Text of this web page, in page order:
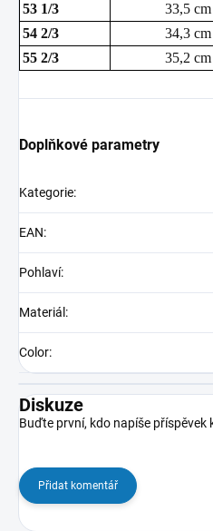
53 1/3
33,5 cm
54 2/3
34,3 cm
55 2/3
35,2 cm
Doplňkové parametry
Kategorie:
EAN:
Pohlaví:
Materiál :
Color:
Diskuze
Buďte první, kdo napíše příspěvek
Přidat komentář